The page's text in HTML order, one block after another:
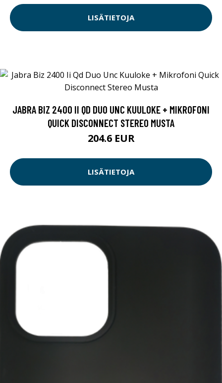
LISÄTIETOJA
JABRA BIZ 2400 II QD DUO UNC KUULOKE + MIKROFONI
QUICK DISCONNECT STEREO MUSTA
204.6 EUR
LISÄTIETOJA